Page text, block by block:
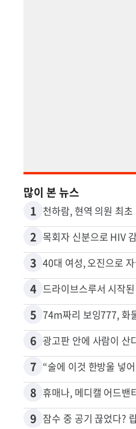
많이 본 뉴스
1
2
3 40대 여성, 오진으로
4
5
6
7
8
9